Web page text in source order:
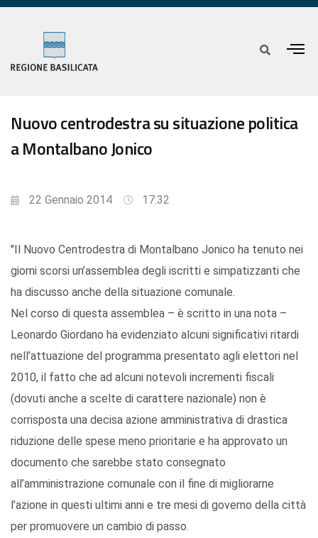
Nuovo centrodestra su situazione politica
a Montalbano Jonico
22 Gennaio 2014 17:32
"Il Nuovo Centrodestra di Montalbano Jonico ha tenuto nei
giorni scorsi un’assemblea degli iscritti e simpatizzanti che
ha discusso anche della situazione comunale.
Nel corso di questa assemblea – è scritto in una nota –
Leonardo Giordano ha evidenziato alcuni significativi ritardi
nell’attuazione del programma presentato agli elettori nel
2010, il fatto che ad alcuni notevoli incrementi fiscali
(dovuti anche a scelte di carattere nazionale) non è
corrisposta una decisa azione amministrativa di drastica
riduzione delle spese meno prioritarie e ha approvato un
documento che sarebbe stato consegnato
all’amministrazione comunale con il fine di migliorarne
l’azione in questi ultimi anni e tre mesi di governo della città
per promuovere un cambio di passo.